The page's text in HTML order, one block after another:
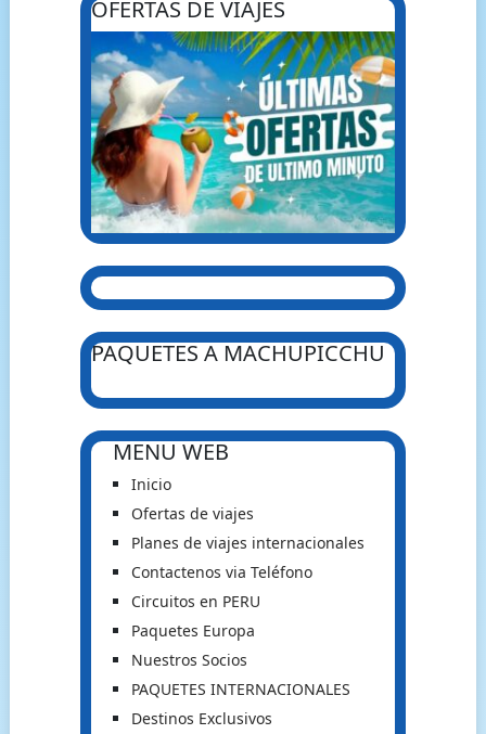
OFERTAS DE VIAJES
PAQUETES A MACHUPICCHU
MENU WEB
Inicio
Ofertas de viajes
Planes de viajes internacionales
Contactenos via Teléfono
Circuitos en PERU
Paquetes Europa
Nuestros Socios
PAQUETES INTERNACIONALES
Destinos Exclusivos